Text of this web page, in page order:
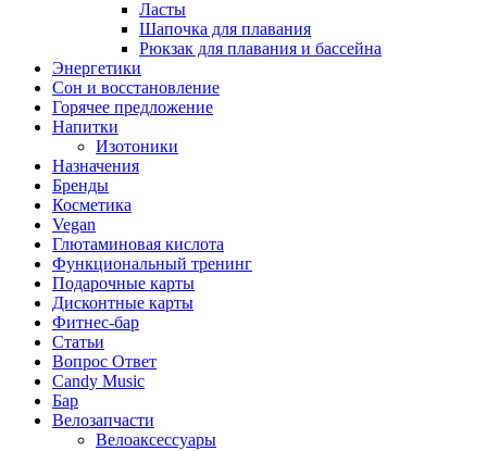
Ласты
Шапочка для плавания
Рюкзак для плавания и бассейна
Энергетики
Сон и восстановление
Горячее предложение
Напитки
Изотоники
Назначения
Бренды
Косметика
Vegan
Глютаминовая кислота
Функциональный тренинг
Подарочные карты
Дисконтные карты
Фитнес-бар
Статьи
Вопрос Ответ
Candy Music
Бар
Велозапчасти
Велоаксессуары